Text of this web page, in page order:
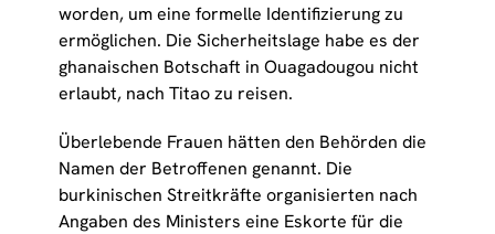
worden, um eine formelle Identifizierung zu
ermöglichen. Die Sicherheitslage habe es der
ghanaischen Botschaft in Ouagadougou nicht
erlaubt, nach Titao zu reisen.
Überlebende Frauen hätten den Behörden die
Namen der Betroffenen genannt. Die
burkinischen Streitkräfte organisierten nach
Angaben des Ministers eine Eskorte für die